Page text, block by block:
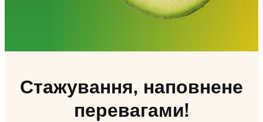
Стажування, наповнене
перевагами!